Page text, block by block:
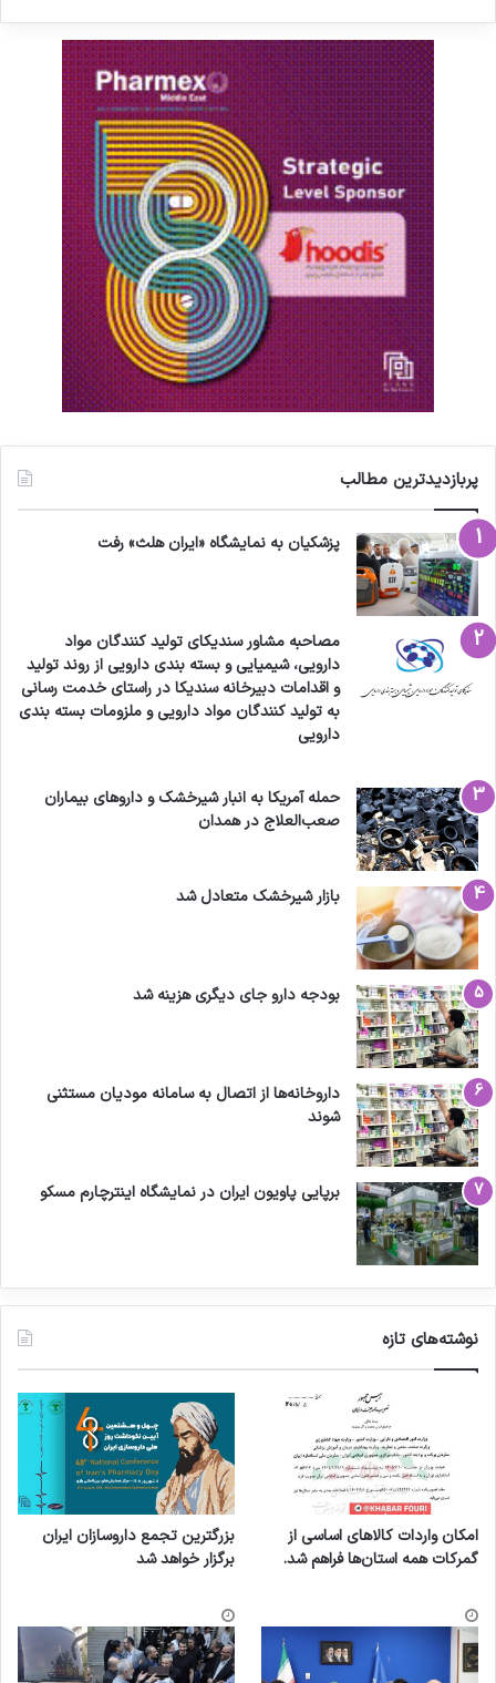
پربازدیدترین مطالب
پزشکیان به نمایشگاه «ایران هلث» رفت
مصاحبه مشاور سندیکای تولید کنندگان مواد
دارویی، شیمیایی و بسته بندی دارویی از روند تولید
و اقدامات دبیرخانه سندیکا در راستای خدمت رسانی
به تولید کنندگان مواد دارویی و ملزومات بسته بندی
دارویی
حمله آمریکا به انبار شیرخشک و داروهای بیماران
صعب‌العلاج در همدان
بازار شیرخشک متعادل شد
بودجه دارو جای دیگری هزینه شد
داروخانه‌ها از اتصال به سامانه مودیان مستثنی
شوند
برپایی پاویون ایران در نمایشگاه اینترچارم مسکو
نوشته‌های تازه
امکان واردات کالاهای اساسی از
گمرکات همه استان‌ها فراهم شد.
بزرگترین تجمع داروسازان ایران
برگزار خواهد شد